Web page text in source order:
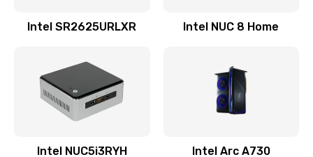
Intel SR2625URLXR Intel NUC 8 Home
Intel NUC5i3RYH Intel Arc A730